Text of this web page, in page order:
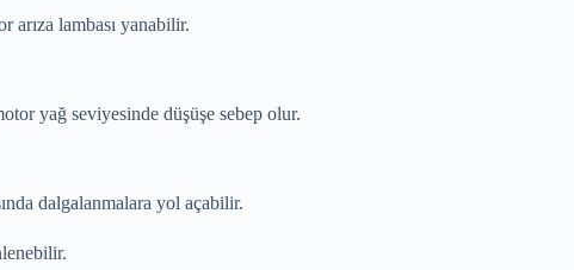
arıza lambası yanabilir.
yağ seviyesinde düşüşe sebep olur.
dalgalanmalara yol açabilir.